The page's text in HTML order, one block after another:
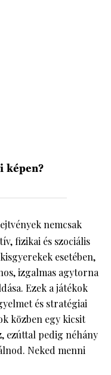
képen?
nemcsak
fizikai és szociális
esetében,
izgalmas agytorna
Ezek a játékok
és stratégiai
közben egy kicsit
ezúttal pedig néhány
Neked menni